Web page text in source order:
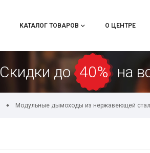
КАТАЛОГ ТОВАРОВ О ЦЕНТРЕ
Скидки до 40% на
Модульные дымоходы из нержавеющей